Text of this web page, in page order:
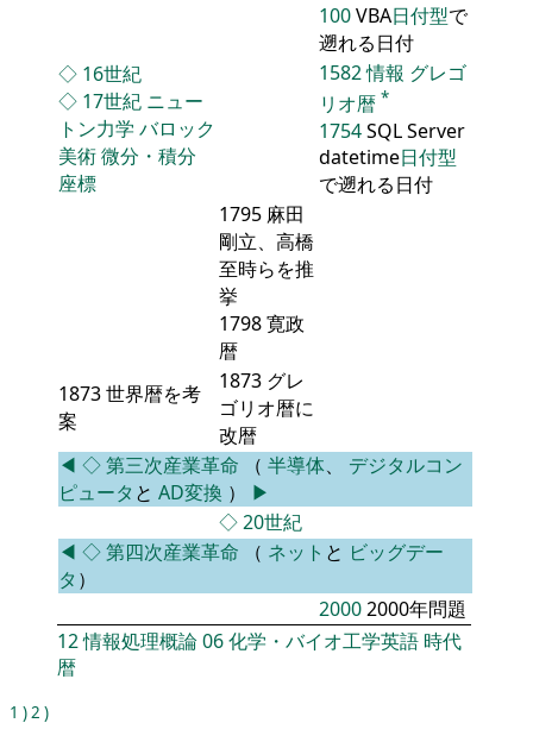
100VBA日付型で
遡れる日付
◇ 16世紀
◇ 17世紀 ニュー
トン力学 バロック
美術微分・積分
座標
1582情報 グレゴ
リオ暦 *
1754SQL Server
datetime日付型
で遡れる日付
1795 麻田
剛立、高橋
至時らを推
挙
1798 寛政
暦
1873 世界暦を考
案
1873 グレ
ゴリオ暦に
改暦
◀ ◇第三次産業革命 （ 半導体、 デジタルコン
ピュータ と AD変換 ） ▶
◇20世紀
◀ ◇第四次産業革命 （ ネット と ビッグデー
タ ）
20002000年問題
12情報処理概論06化学・バイオ工学英語 時代
暦
1 ) 2 )